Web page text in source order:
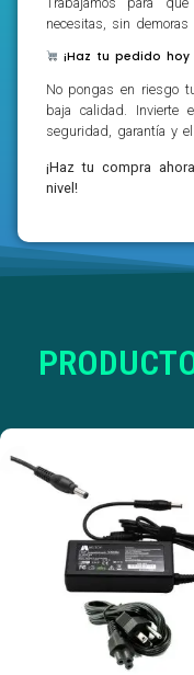
necesitas, sin demoras
¡Haz tu pedido
No pongas en riesgo
baja calidad. Invierte
seguridad, garantía y
¡Haz tu compra
nivel!